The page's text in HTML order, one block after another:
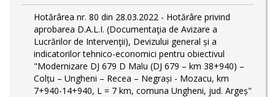
Hotărârea nr. 80 din 28.03.2022 - Hotărâre privind
aprobarea D.A.L.I. (Documentaţia de Avizare a
Lucrărilor de Intervenţii), Devizului general și a
indicatorilor tehnico-economici pentru obiectivul
"Modernizare DJ 679 D Malu (DJ 679 – km 38+940) –
Colțu – Ungheni – Recea – Negrași - Mozacu, km
7+940-14+940, L = 7 km, comuna Ungheni, jud. Argeș"